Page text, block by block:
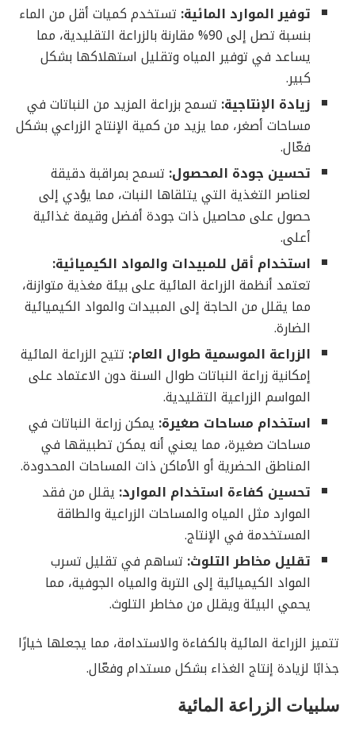
توفير الموارد المائية: تستخدم كميات أقل من الماء
بنسبة تصل إلى 90% مقارنة بالزراعة التقليدية، مما
يساعد في توفير المياه وتقليل استهلاكها بشكل
كبير.
زيادة الإنتاجية: تسمح بزراعة المزيد من النباتات في
مساحات أصغر، مما يزيد من كمية الإنتاج الزراعي بشكل
فعّال.
تحسين جودة المحصول: تسمح بمراقبة دقيقة
لعناصر التغذية التي يتلقاها النبات، مما يؤدي إلى
حصول على محاصيل ذات جودة أفضل وقيمة غذائية
أعلى.
استخدام أقل للمبيدات والمواد الكيميائية:
تعتمد أنظمة الزراعة المائية على بيئة مغذية متوازنة،
مما يقلل من الحاجة إلى المبيدات والمواد الكيميائية
الضارة.
الزراعة الموسمية طوال العام: تتيح الزراعة المائية
إمكانية زراعة النباتات طوال السنة دون الاعتماد على
المواسم الزراعية التقليدية.
استخدام مساحات صغيرة: يمكن زراعة النباتات في
مساحات صغيرة، مما يعني أنه يمكن تطبيقها في
المناطق الحضرية أو الأماكن ذات المساحات المحدودة.
تحسين كفاءة استخدام الموارد: يقلل من فقد
الموارد مثل المياه والمساحات الزراعية والطاقة
المستخدمة في الإنتاج.
تقليل مخاطر التلوث: تساهم في تقليل تسرب
المواد الكيميائية إلى التربة والمياه الجوفية، مما
يحمي البيئة ويقلل من مخاطر التلوث.
تتميز الزراعة المائية بالكفاءة والاستدامة، مما يجعلها خيارًا
جذابًا لزيادة إنتاج الغذاء بشكل مستدام وفعّال.
سلبيات الزراعة المائية